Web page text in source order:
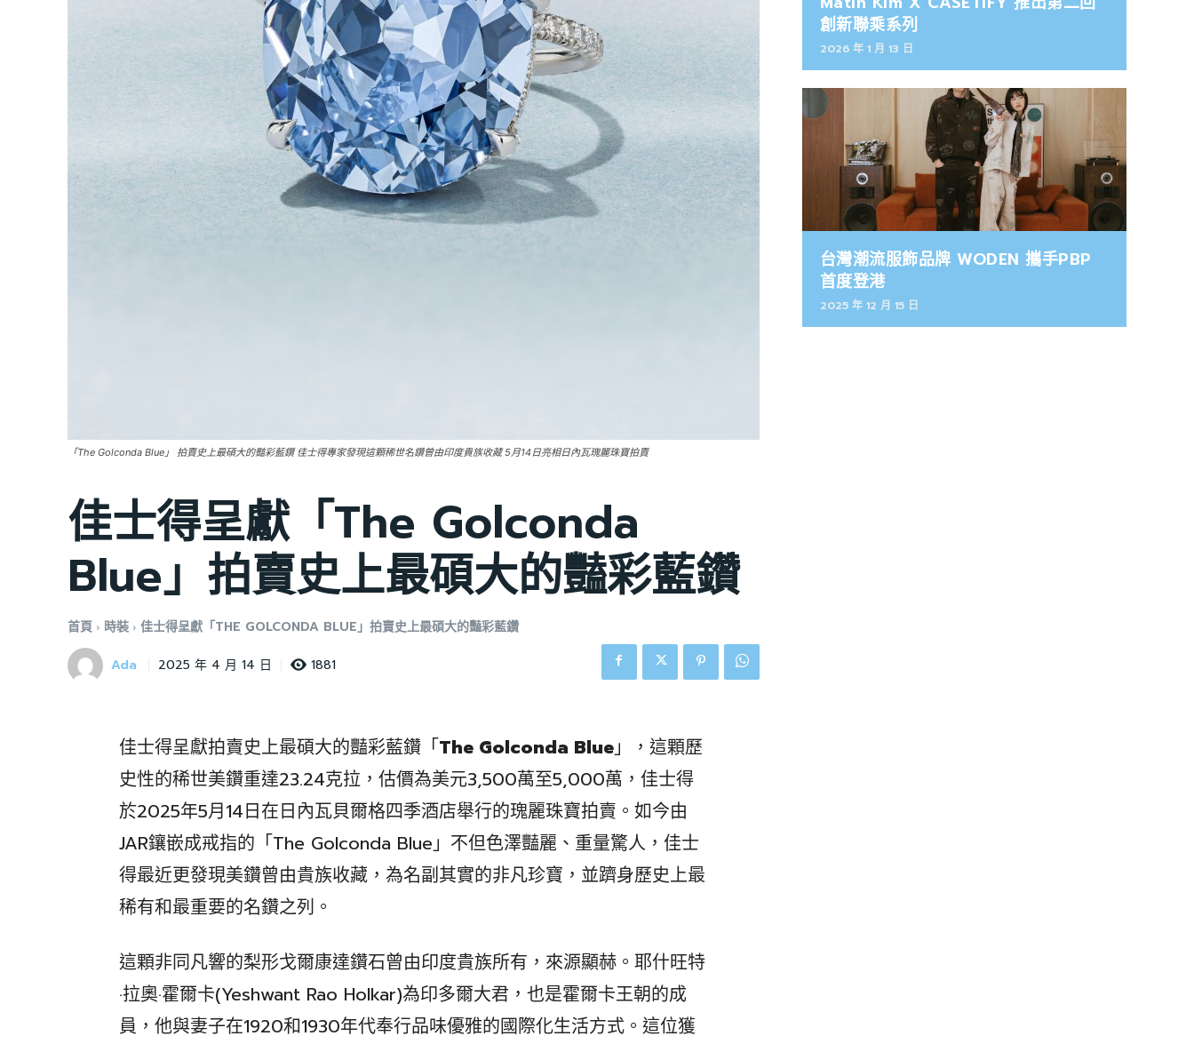
「The Golconda Blue」 拍賣史上最碩大的豔彩藍鑽 佳士得專家發現這顆稀世名鑽曾由印度貴族收藏 5月14日亮相日內瓦瑰麗珠寶拍賣
佳士得呈獻「The Golconda
Blue」拍賣史上最碩大的豔彩藍鑽
首頁 時裝 佳士得呈獻「THE GOLCONDA BLUE」拍賣史上最碩大的豔彩藍鑽
Ada 2025 年 4 月 14 日 1881
佳士得呈獻拍賣史上最碩大的豔彩藍鑽「The Golconda Blue」，這顆歷
史性的稀世美鑽重達23.24克拉，估價為美元3,500萬至5,000萬，佳士得
於2025年5月14日在日內瓦貝爾格四季酒店舉行的瑰麗珠寶拍賣。如今由
JAR鑲嵌成戒指的「The Golconda Blue」不但色澤豔麗、重量驚人，佳士
得最近更發現美鑽曾由貴族收藏，為名副其實的非凡珍寶，並躋身歷史上最
稀有和最重要的名鑽之列。
這顆非同凡響的梨形戈爾康達鑽石曾由印度貴族所有，來源顯赫。耶什旺特
·拉奧·霍爾卡(Yeshwant Rao Holkar)為印多爾大君，也是霍爾卡王朝的成
員，他與妻子在1920和1930年代奉行品味優雅的國際化生活方式。這位獲
創新聯乘系列
2026 年 1 月 13 日
台灣潮流服飾品牌 WODEN 攜手PBP
首度登港
2025 年 12 月 15 日